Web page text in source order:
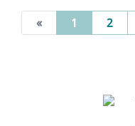
« 1 (current)
2